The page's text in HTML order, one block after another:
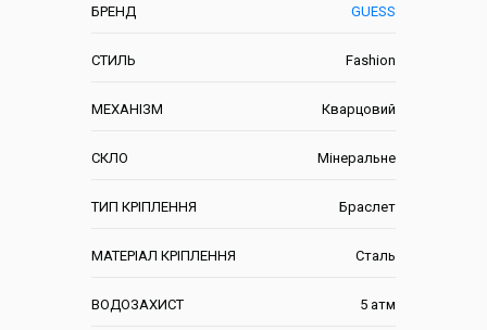
БРЕНД GUESS
СТИЛЬ Fashion
МЕХАНІЗМ Кварцовий
СКЛО Мінеральне
ТИП КРІПЛЕННЯ Браслет
МАТЕРІАЛ КРІПЛЕННЯ Сталь
ВОДОЗАХИСТ 5 атм